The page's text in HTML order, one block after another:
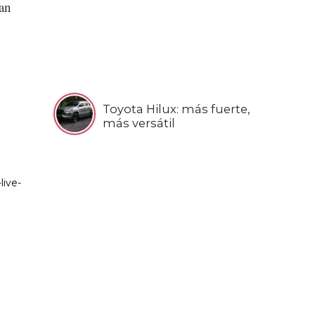
Toyota Hilux: más fuerte,
más versátil